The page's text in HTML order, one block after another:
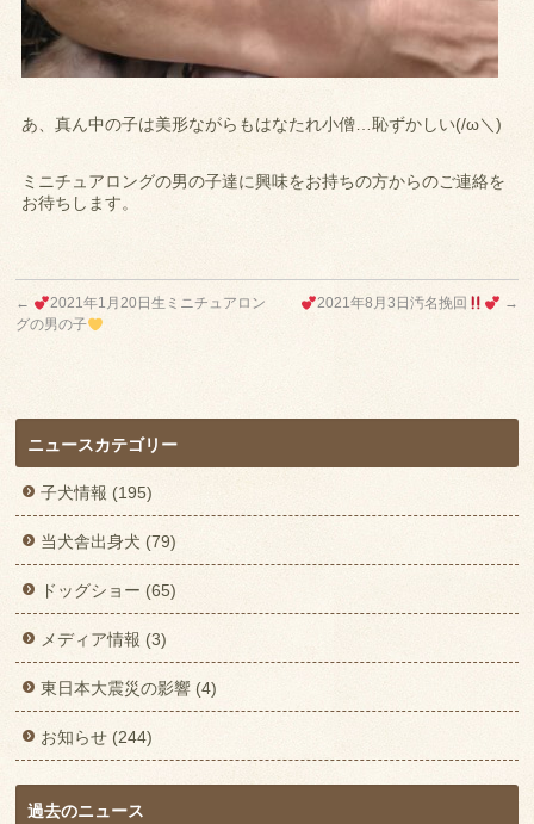
あ、真ん中の子は美形ながらもはなたれ小僧…恥ずかしい(/ω＼)
ミニチュアロングの男の子達に興味をお持ちの方からのご連絡を
お待ちします。
←
2021年1月20日生ミニチュアロン
グの男の子
2021年8月3日汚名挽回 →
ニュースカテゴリー
子犬情報 (195)
当犬舎出身犬 (79)
ドッグショー (65)
メディア情報 (3)
東日本大震災の影響 (4)
お知らせ (244)
過去のニュース